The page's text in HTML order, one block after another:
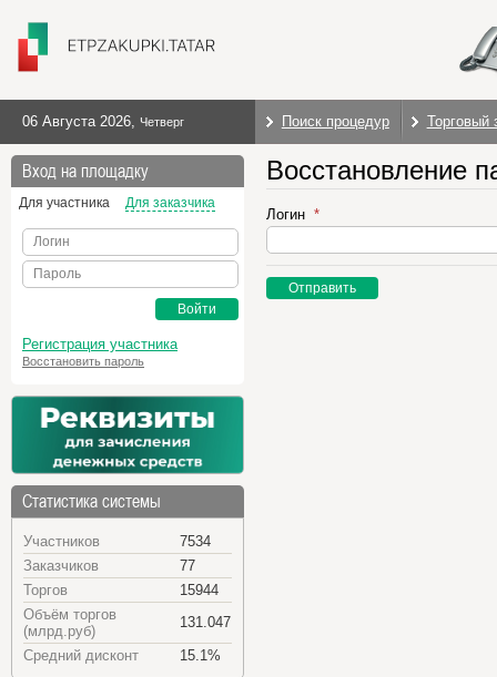
06 Августа 2026, Четверг Поиск процедур Торговый
Вход на площадку
Для участника Для заказчика
Логин
Пароль
Войти
Регистрация участника
Восстановить пароль
Статистика системы
Участников
7534
Заказчиков
77
Торгов
15944
Объём торгов
(млрд.руб)
131.047
Средний дисконт
15.1%
Восстановление
Логин
Отправить